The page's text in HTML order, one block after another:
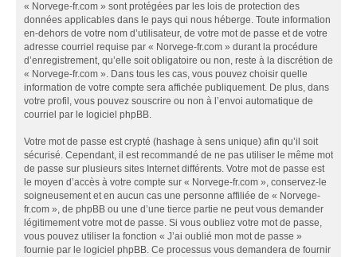
« Norvege-fr.com » sont protégées par les lois de protection des
données applicables dans le pays qui nous héberge. Toute information
en-dehors de votre nom d’utilisateur, de votre mot de passe et de votre
adresse courriel requise par « Norvege-fr.com » durant la procédure
d’enregistrement, qu’elle soit obligatoire ou non, reste à la discrétion de
« Norvege-fr.com ». Dans tous les cas, vous pouvez choisir quelle
information de votre compte sera affichée publiquement. De plus, dans
votre profil, vous pouvez souscrire ou non à l’envoi automatique de
courriel par le logiciel phpBB.
Votre mot de passe est crypté (hashage à sens unique) afin qu’il soit
sécurisé. Cependant, il est recommandé de ne pas utiliser le même mot
de passe sur plusieurs sites Internet différents. Votre mot de passe est
le moyen d’accès à votre compte sur « Norvege-fr.com », conservez-le
soigneusement et en aucun cas une personne affiliée de « Norvege-
fr.com », de phpBB ou une d’une tierce partie ne peut vous demander
légitimement votre mot de passe. Si vous oubliez votre mot de passe,
vous pouvez utiliser la fonction « J’ai oublié mon mot de passe »
fournie par le logiciel phpBB. Ce processus vous demandera de fournir